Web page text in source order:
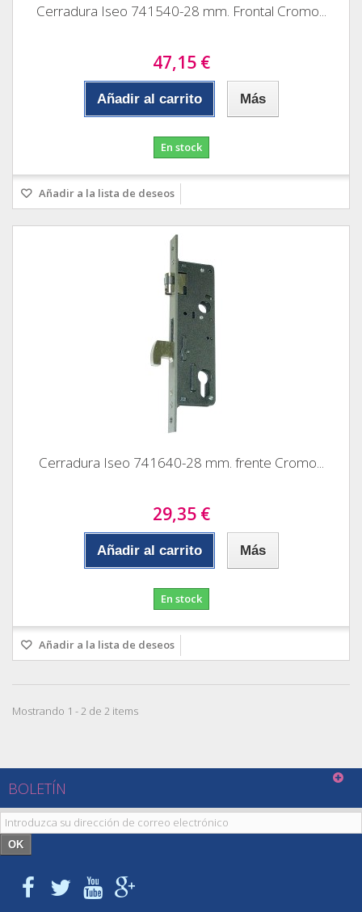
Cerradura Iseo 741540-28 mm. Frontal Cromo...
47,15 €
Añadir al carrito Más
En stock
Añadir a la lista de deseos
Cerradura Iseo 741640-28 mm. frente Cromo...
29,35 €
Añadir al carrito Más
En stock
Añadir a la lista de deseos
Mostrando 1 - 2 de 2 items
BOLETÍN
OK